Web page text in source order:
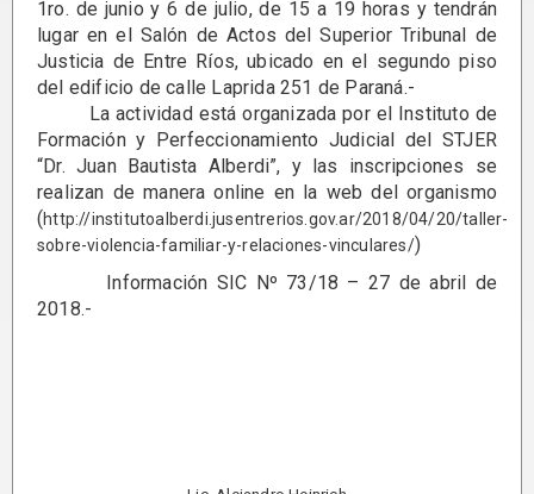
1ro. de junio y 6 de julio, de 15 a 19 horas y tendrán
lugar en el Salón de Actos del Superior Tribunal de
Justicia de Entre Ríos, ubicado en el segundo piso
del edificio de calle Laprida 251 de Paraná.-
La actividad está organizada por el Instituto de
Formación y Perfeccionamiento Judicial del STJER
“Dr. Juan Bautista Alberdi”, y las inscripciones se
realizan de manera online en la web del organismo
(http://institutoalberdi.jusentrerios.gov.ar/2018/04/20/taller-
sobre-violencia-familiar-y-relaciones-vinculares/)
Información SIC Nº 73/18 – 27 de abril de
2018.-